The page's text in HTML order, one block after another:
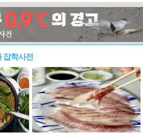
잡학사전